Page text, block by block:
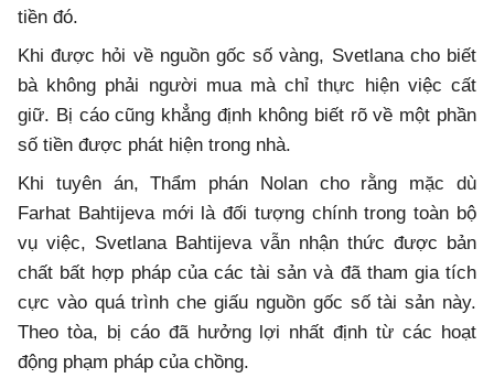
tiền đó.
Khi được hỏi về nguồn gốc số vàng, Svetlana cho biết
bà không phải người mua mà chỉ thực hiện việc cất
giữ. Bị cáo cũng khẳng định không biết rõ về một phần
số tiền được phát hiện trong nhà.
Khi tuyên án, Thẩm phán Nolan cho rằng mặc dù
Farhat Bahtijeva mới là đối tượng chính trong toàn bộ
vụ việc, Svetlana Bahtijeva vẫn nhận thức được bản
chất bất hợp pháp của các tài sản và đã tham gia tích
cực vào quá trình che giấu nguồn gốc số tài sản này.
Theo tòa, bị cáo đã hưởng lợi nhất định từ các hoạt
động phạm pháp của chồng.